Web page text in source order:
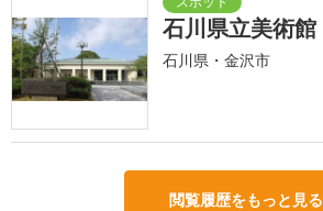
石川県立美術館
石川県・金沢市
閲覧履歴をもっと見る